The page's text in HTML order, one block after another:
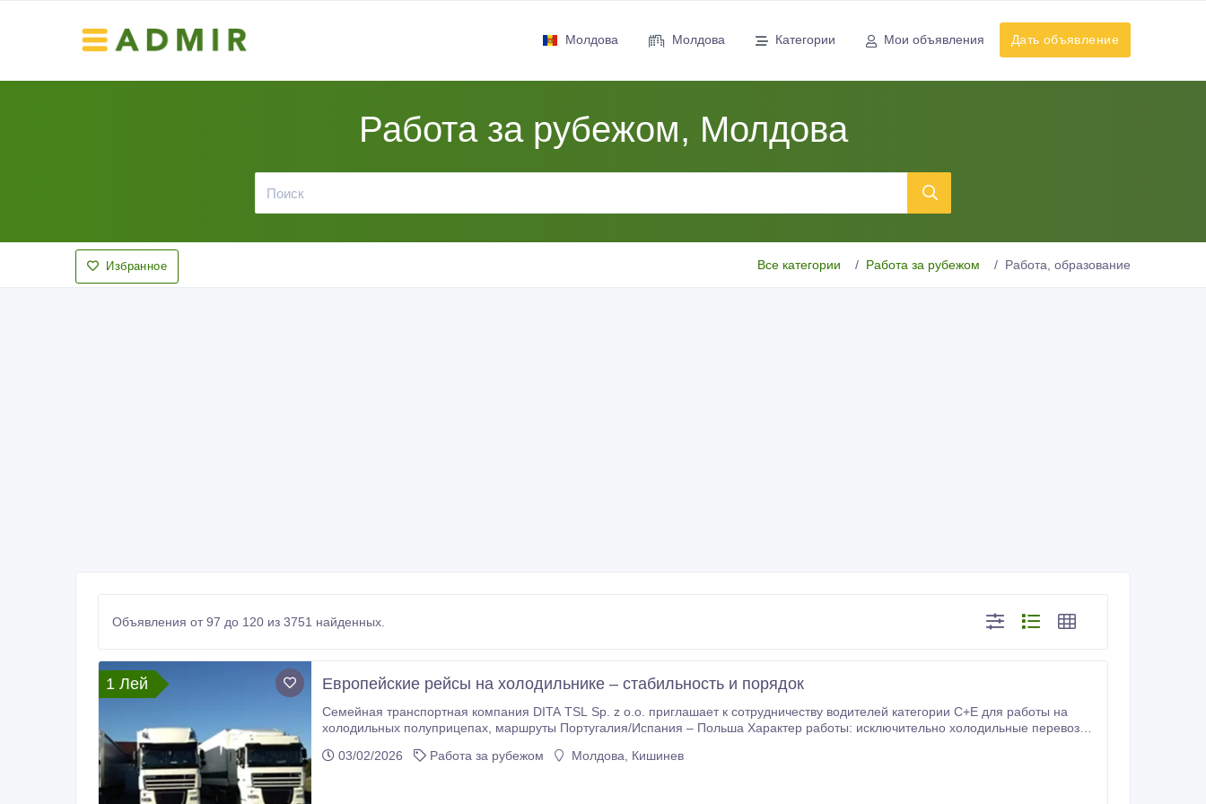
Молдова Молдова Категории Мои объявления Дать объявление
Работа за рубежом, Молдова
Избранное Все категории Работа за рубежом Работа, образование
Объявления от 97 до 120 из 3751 найденных.
1 Лей Европейские рейсы на холодильнике – стабильность и порядок
Семейная транспортная компания DITA TSL Sp. z o.o. приглашает к сотрудничеству водителей категории C+E для работы на
холодильных полуприцепах, маршруты Португалия/Испания – Польша Характер работы: исключительно холодильные перевозки
03/02/2026 Работа за рубежом Молдова, Кишинев